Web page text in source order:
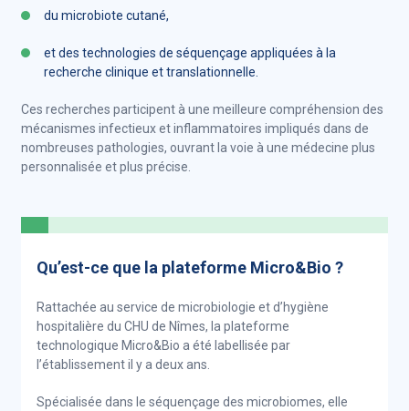
du microbiote cutané,
et des technologies de séquençage appliquées à la
recherche clinique et translationnelle.
Ces recherches participent à une meilleure compréhension des
mécanismes infectieux et inflammatoires impliqués dans de
nombreuses pathologies, ouvrant la voie à une médecine plus
personnalisée et plus précise.
Qu’est-ce que la plateforme Micro&Bio ?
Rattachée au service de microbiologie et d’hygiène
hospitalière du CHU de Nîmes, la plateforme
technologique Micro&Bio a été labellisée par
l’établissement il y a deux ans.
Spécialisée dans le séquençage des microbiomes, elle